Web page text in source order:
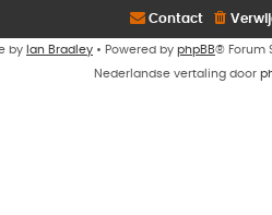
Contact
by Ian Bradley • Powered by phpBB® Forum
Nederlandse vertaling door